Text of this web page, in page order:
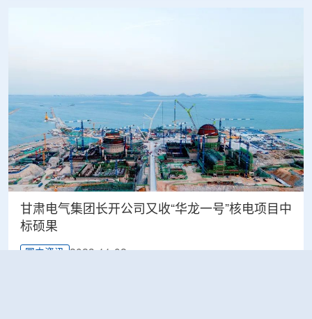
甘肃电气集团长开公司又收“华龙一号”核电项目中
标硕果
国内资讯 2023-11-02